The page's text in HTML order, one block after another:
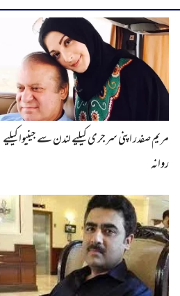
مریم صفدر اپنی سرجری کیلیے لندن سے جینیوا کیلیے
روانہ